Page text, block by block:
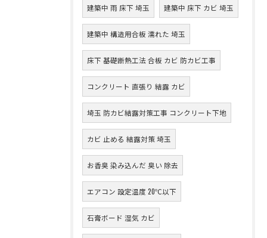
建築中 雨 床下 埼玉 建築中 床下 カビ 埼玉
建築中 構造用合板 濡れた 埼玉
床下 基礎断熱工法 合板 カビ 防カビ工事
コンクリート 直張り 結露 カビ
埼玉 防カビ結露対策工事 コンクリート下地
カビ 止める 結露対策 埼玉
お香臭 染み込んだ 臭い 除去
エアコン 設定温度 20℃以下
石膏ボード 湿気 カビ